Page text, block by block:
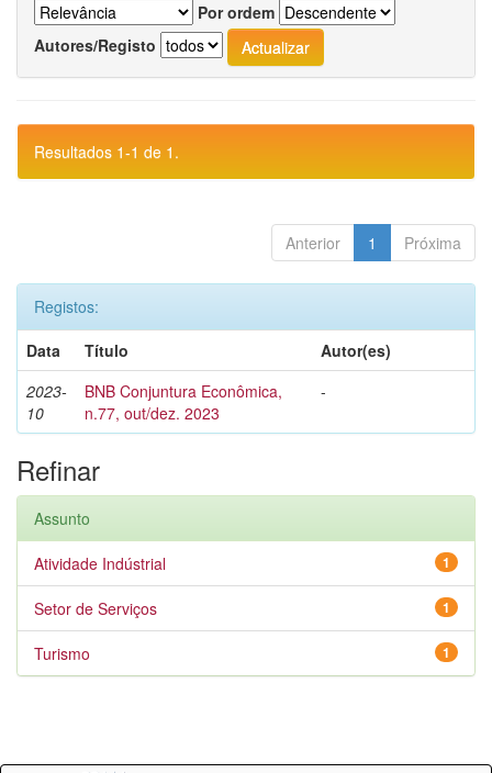
Por ordem
Autores/Registo
Resultados 1-1 de 1.
Anterior 1 Próxima
Registos:
Data
Título
Autor(es)
2023-
10
BNB Conjuntura Econômica,
n.77, out/dez. 2023
-
Refinar
Assunto
1
Atividade Indústrial
1
Setor de Serviços
1
Turismo